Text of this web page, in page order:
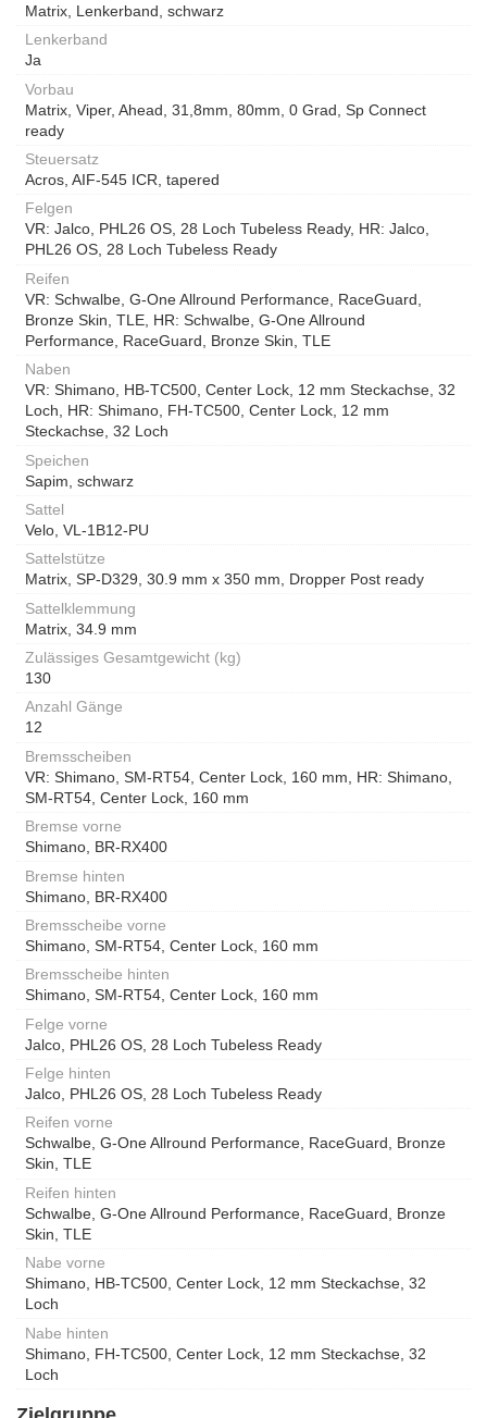
Matrix, Lenkerband, schwarz
Lenkerband
Ja
Vorbau
Matrix, Viper, Ahead, 31,8mm, 80mm, 0 Grad, Sp Connect
ready
Steuersatz
Acros, AIF-545 ICR, tapered
Felgen
VR: Jalco, PHL26 OS, 28 Loch Tubeless Ready, HR: Jalco,
PHL26 OS, 28 Loch Tubeless Ready
Reifen
VR: Schwalbe, G-One Allround Performance, RaceGuard,
Bronze Skin, TLE, HR: Schwalbe, G-One Allround
Performance, RaceGuard, Bronze Skin, TLE
Naben
VR: Shimano, HB-TC500, Center Lock, 12 mm Steckachse, 32
Loch, HR: Shimano, FH-TC500, Center Lock, 12 mm
Steckachse, 32 Loch
Speichen
Sapim, schwarz
Sattel
Velo, VL-1B12-PU
Sattelstütze
Matrix, SP-D329, 30.9 mm x 350 mm, Dropper Post ready
Sattelklemmung
Matrix, 34.9 mm
Zulässiges Gesamtgewicht (kg)
130
Anzahl Gänge
12
Bremsscheiben
VR: Shimano, SM-RT54, Center Lock, 160 mm, HR: Shimano,
SM-RT54, Center Lock, 160 mm
Bremse vorne
Shimano, BR-RX400
Bremse hinten
Shimano, BR-RX400
Bremsscheibe vorne
Shimano, SM-RT54, Center Lock, 160 mm
Bremsscheibe hinten
Shimano, SM-RT54, Center Lock, 160 mm
Felge vorne
Jalco, PHL26 OS, 28 Loch Tubeless Ready
Felge hinten
Jalco, PHL26 OS, 28 Loch Tubeless Ready
Reifen vorne
Schwalbe, G-One Allround Performance, RaceGuard, Bronze
Skin, TLE
Reifen hinten
Schwalbe, G-One Allround Performance, RaceGuard, Bronze
Skin, TLE
Nabe vorne
Shimano, HB-TC500, Center Lock, 12 mm Steckachse, 32
Loch
Nabe hinten
Shimano, FH-TC500, Center Lock, 12 mm Steckachse, 32
Loch